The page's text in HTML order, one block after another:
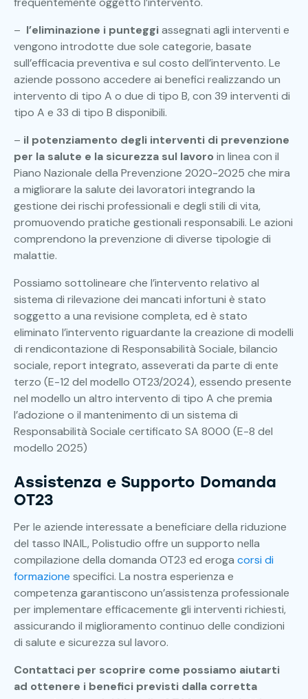
– l’eliminazione i punteggiassegnati agli interventi e
vengono introdotte due sole categorie, basate
sull’efficacia preventiva e sul costo dell’intervento. Le
aziende possono accedere ai benefici realizzando un
intervento di tipo A o due di tipo B, con 39 interventi di
tipo A e 33 di tipo B disponibili.
– il potenziamento degli interventi di prevenzione
per la salute e la sicurezza sul lavoro in linea con il
Piano Nazionale della Prevenzione 2020-2025 che mira
a migliorare la salute dei lavoratori integrando la
gestione dei rischi professionali e degli stili di vita,
promuovendo pratiche gestionali responsabili. Le azioni
comprendono la prevenzione di diverse tipologie di
malattie.
Possiamo sottolineare che l’intervento relativo al
sistema di rilevazione dei mancati infortuni è stato
soggetto a una revisione completa, ed è stato
eliminato l’intervento riguardante la creazione di modelli
di rendicontazione di Responsabilità Sociale, bilancio
sociale, report integrato, asseverati da parte di ente
terzo (E-12 del modello OT23/2024), essendo presente
nel modello un altro intervento di tipo A che premia
l’adozione o il mantenimento di un sistema di
Responsabilità Sociale certificato SA 8000 (E-8 del
modello 2025)
Assistenza e Supporto Domanda
OT23
Per le aziende interessate a beneficiare della riduzione
del tasso INAIL, Polistudio offre un supporto nella
compilazione della domanda OT23 ed eroga corsi di
formazione specifici. La nostra esperienza e
competenza garantiscono un’assistenza professionale
per implementare efficacemente gli interventi richiesti,
assicurando il miglioramento continuo delle condizioni
di salute e sicurezza sul lavoro.
Contattaci per scoprire come possiamo aiutarti
ad ottenere i benefici previsti dalla corretta